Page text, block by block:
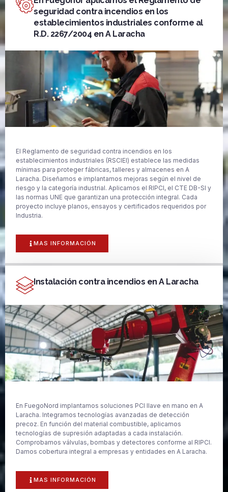
seguridad contra incendios en los
establecimientos industriales conforme al
R.D. 2267/2004 en A Laracha
El Reglamento de seguridad contra incendios en los
establecimientos industriales (RSCIEI) establece las medidas
mínimas para proteger fábricas, talleres y almacenes en A
Laracha. Diseñamos e implantamos mejoras según el nivel de
riesgo y la categoría industrial. Aplicamos el RIPCI, el CTE DB-SI y
las normas UNE que garantizan una protección integral. Cada
proyecto incluye planos, ensayos y certificados requeridos por
Industria.
MAS INFORMACIÓN
Instalación contra incendios en A Laracha
En FuegoNord implantamos soluciones PCI llave en mano en A
Laracha. Integramos tecnologías avanzadas de detección
precoz. En función del material combustible, aplicamos
tecnologías de supresión adaptadas a cada instalación.
Comprobamos válvulas, bombas y detectores conforme al RIPCI.
Damos cobertura integral a empresas y entidades en A Laracha.
MAS INFORMACIÓN